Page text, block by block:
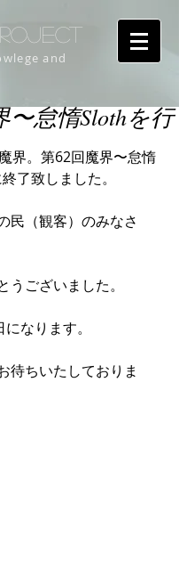
and
〜怠惰Slothを行
界。第62回魔界〜怠惰
了致しました。
民（観客）のみなさ
うございました。
なります。
待ちいたしておりま